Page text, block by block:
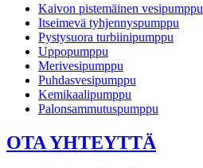
Kaivon pistemäinen vesipumppu
Itseimevä tyhjennyspumppu
Pystysuora turbiinipumppu
Uppopumppu
Merivesipumppu
Puhdasvesipumppu
Kemikaalipumppu
Palonsammutuspumppu
OTA YHTEYTTÄ